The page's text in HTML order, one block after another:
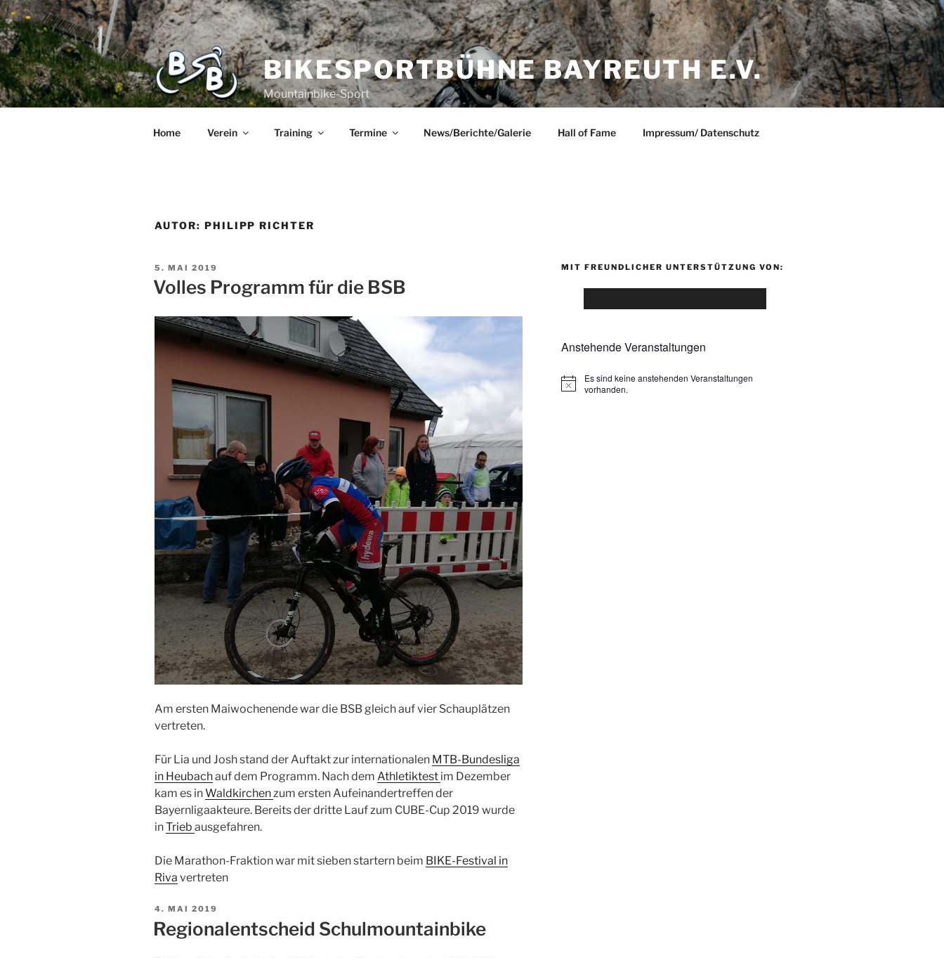
BIKESPORTBÜHNE BAYREUTH E.V.
Mountainbike-Sport
Home Verein Training Termine News/Berichte/Galerie Hall of Fame Impressum/ Datenschutz
AUTOR: PHILIPP RICHTER
5. MAI 2019
Volles Programm für die BSB
Am ersten Maiwochenende war die BSB gleich auf vier Schauplätzen
vertreten.
Für Lia und Josh stand der Auftakt zur internationalen MTB-Bundesliga
in Heubachauf dem Programm. Nach dem Athletiktest im Dezember
kam es inWaldkirchenzum ersten Aufeinandertreffen der
Bayernligaakteure. Bereits der dritte Lauf zum CUBE-Cup 2019 wurde
inTrieb ausgefahren.
Die Marathon-Fraktion war mit sieben startern beim BIKE-Festival in
Riva vertreten
4. MAI 2019
Regionalentscheid Schulmountainbike
MIT FREUNDLICHER UNTERSTÜTZUNG VON:
Anstehende Veranstaltungen
H
Es sind keine anstehenden Veranstaltungen
vorhanden.